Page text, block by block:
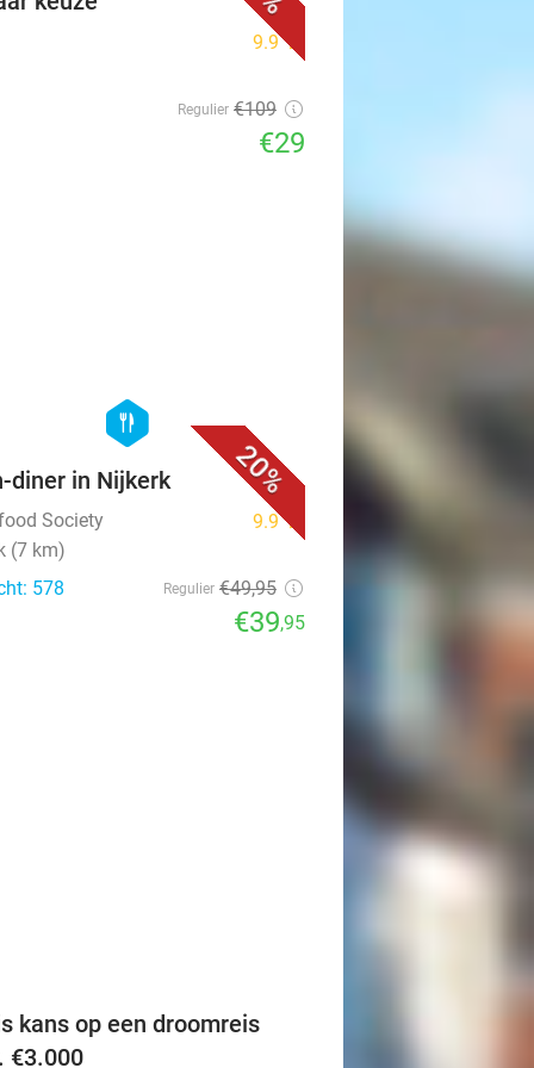
9.9star
Regulier €109
€29
20%
hexagon
food
diner in Nijkerk
Society 9.9star
(7 km)
578
Regulier €49,95
€39,95
kans op een droomreis
€3.000